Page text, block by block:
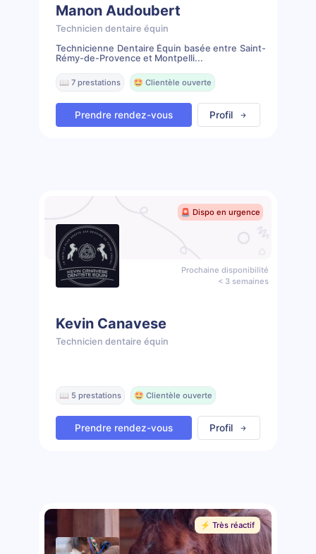
Manon Audoubert
Technicien dentaire équin
Technicienne Dentaire Équin basée entre Saint-
Rémy-de-Provence et Montpelli...
📖 7 prestations 🤩 Clientèle ouverte
Prendre rendez-vous Profil
🚨 Dispo en urgence
Prochaine disponibilité
< 3 semaines
Kevin Canavese
Technicien dentaire équin
📖 5 prestations 🤩 Clientèle ouverte
Prendre rendez-vous Profil
⚡️ Très réactif